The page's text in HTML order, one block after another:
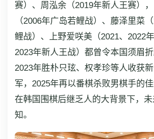
赛）、周泓余（2019年新人王赛）
（2006年广岛若鲤战）、藤泽里菜
鲤战）、上野爱咲美（2021、2022
2023年新人王战）都曾令本国须眉
2023年胜朴只玹、权孝珍等人收获
军，2025年再以番棋杀败男棋手的佳
在韩国围棋后继乏人的大背景下，未
知。